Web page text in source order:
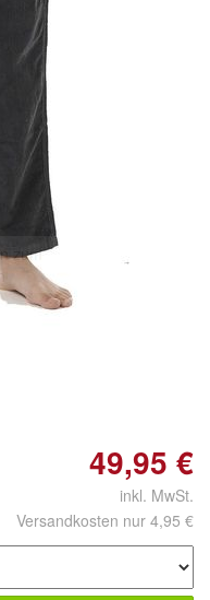
zum
49,95 €
inkl. MwSt.
Versandkosten nur 4,95 €